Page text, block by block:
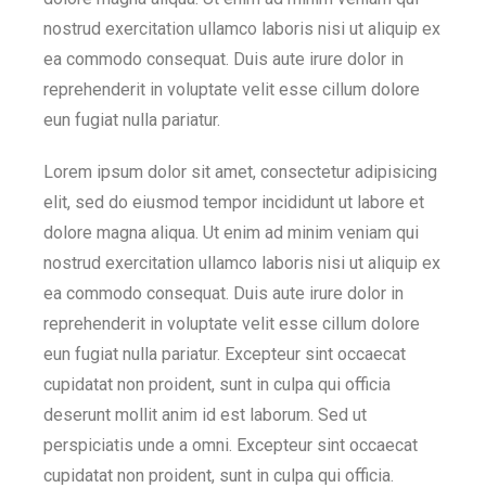
nostrud exercitation ullamco laboris nisi ut aliquip ex
ea commodo consequat. Duis aute irure dolor in
reprehenderit in voluptate velit esse cillum dolore
eun fugiat nulla pariatur.
Lorem ipsum dolor sit amet, consectetur adipisicing
elit, sed do eiusmod tempor incididunt ut labore et
dolore magna aliqua. Ut enim ad minim veniam qui
nostrud exercitation ullamco laboris nisi ut aliquip ex
ea commodo consequat. Duis aute irure dolor in
reprehenderit in voluptate velit esse cillum dolore
eun fugiat nulla pariatur. Excepteur sint occaecat
cupidatat non proident, sunt in culpa qui officia
deserunt mollit anim id est laborum. Sed ut
perspiciatis unde a omni. Excepteur sint occaecat
cupidatat non proident, sunt in culpa qui officia.